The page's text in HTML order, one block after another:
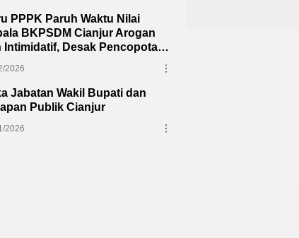
PPPK Paruh Waktu Nilai
BKPSDM Cianjur Arogan
Intimidatif, Desak Pencopotan
2026
Jabatan Wakil Bupati dan
Publik Cianjur
2026